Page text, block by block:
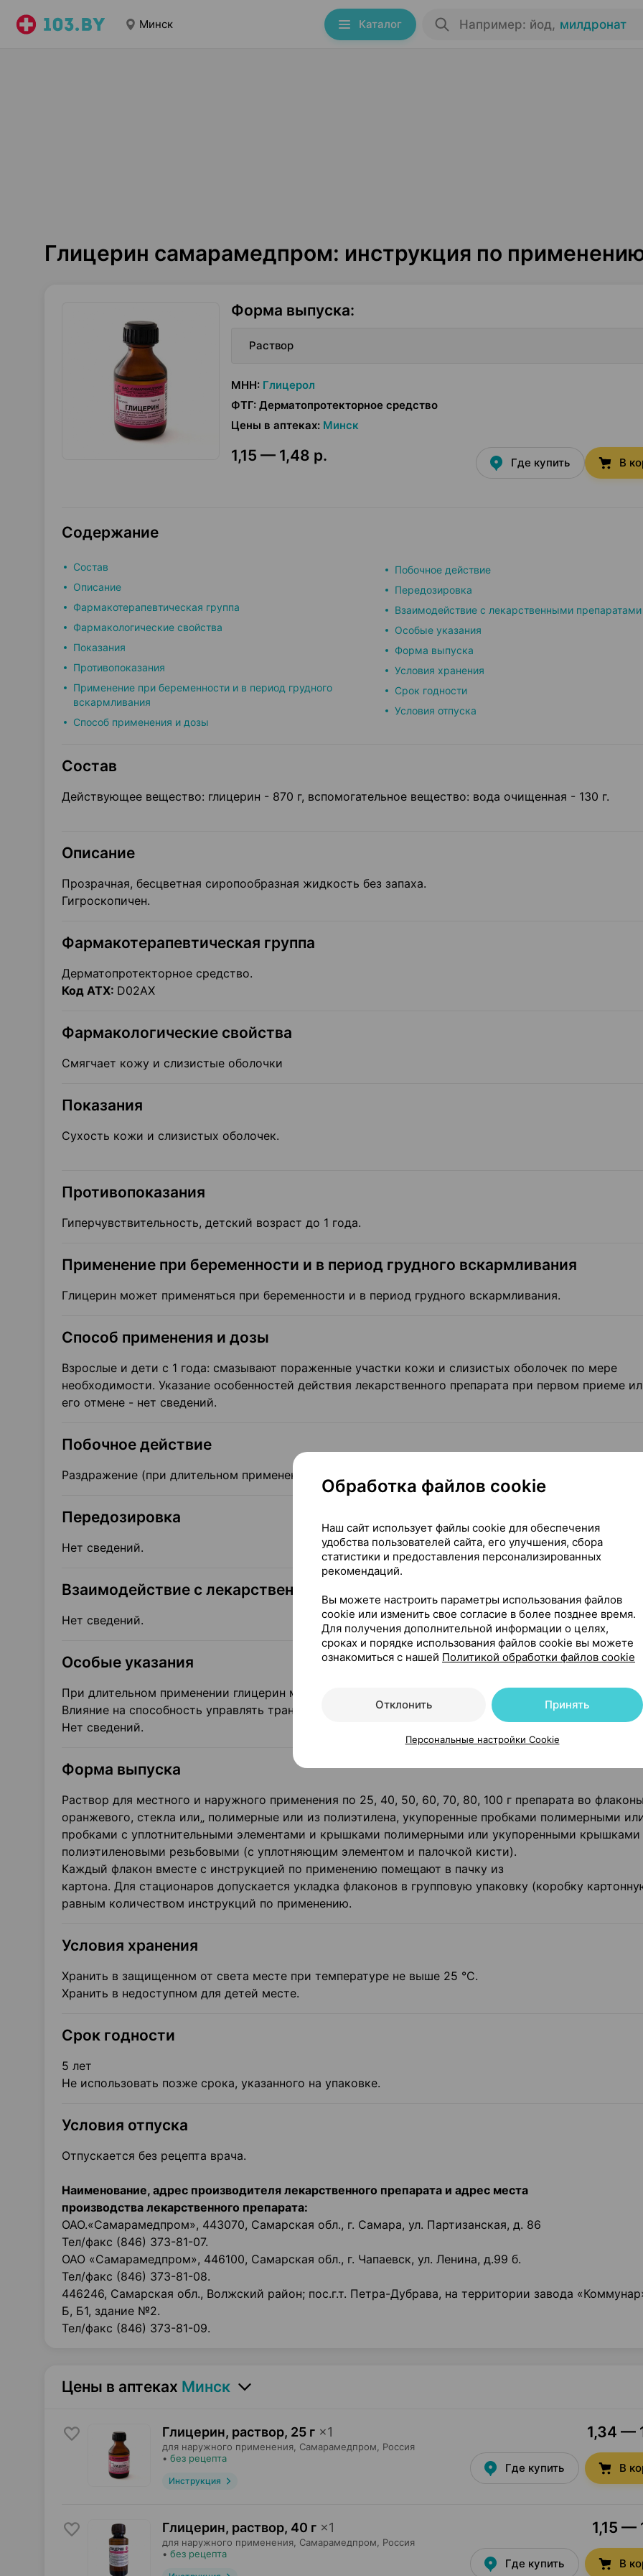
Минск Каталог Например: йод, милдронат
Глицерин самарамедпром: инструкция по
Форма выпуска:
Раствор
МНН: Глицерол
ФТГ: Дерматопротекторное средство
Цены в аптеках: Минск
1,15 — 1,48 р. Где купить В
Содержание
Состав
Описание
Фармакотерапевтическая группа
Фармакологические свойства
Показания
Противопоказания
Применение при беременности и в период грудного
вскармливания
Способ применения и дозы
Побочное действие
Передозировка
Взаимодействие с лекарственными препаратами
Особые указания
Форма выпуска
Условия хранения
Срок годности
Условия отпуска
Состав
Действующее вещество: глицерин - 870 г, вспомогательное вещество: вода очищенная - 130 г.
Описание
Прозрачная, бесцветная сиропообразная жидкость без запаха.
Гигроскопичен.
Фармакотерапевтическая группа
Дерматопротекторное средство.
Код ATX: D02AX
Фармакологические свойства
Смягчает кожу и слизистые оболочки
Показания
Сухость кожи и слизистых оболочек.
Противопоказания
Гиперчувствительность, детский возраст до 1 года.
Применение при беременности и в период грудного вскармливания
Глицерин может применяться при беременности и в период грудного вскармливания.
Способ применения и дозы
Взрослые и дети с 1 года: смазывают пораженные участки кожи и слизистых оболочек по мере
необходимости. Указание особенностей действия лекарственного препарата при первом приеме
его отмене - нет сведений.
Побочное действие
Раздражение (при длительном применении), аллергические реакции.
Передозировка
Нет сведений.
Взаимодействие с лекарственными препаратами
Нет сведений.
Особые указания
При длительном применении глицерин может вызывать жжение, раздражение кожи и слизистых
Влияние на способность управлять транспортными средствами, механизмами
Нет сведений.
Форма выпуска
Раствор для местного и наружного применения по 25, 40, 50, 60, 70, 80, 100 г препарата во флаконы
оранжевого, стекла или„ полимерные или из полиэтилена, укупоренные пробками полимерными
пробками с уплотнительными элементами и крышками полимерными или укупоренными крышками
полиэтиленовыми резьбовыми (с уплотняющим элементом и палочкой кисти).
Каждый флакон вместе с инструкцией по применению помещают в пачку из
картона. Для стационаров допускается укладка флаконов в групповую упаковку (коробку
равным количеством инструкций по применению.
Условия хранения
Хранить в защищенном от света месте при температуре не выше 25 °C.
Хранить в недоступном для детей месте.
Срок годности
5 лет
Не использовать позже срока, указанного на упаковке.
Условия отпуска
Отпускается без рецепта врача.
Наименование, адрес производителя лекарственного препарата и адрес места
производства лекарственного препарата:
ОАО.«Самарамедпром», 443070, Самарская обл., г. Самара, ул. Партизанская, д. 86
Тел/факс (846) 373-81-07.
ОАО «Самарамедпром», 446100, Самарская обл., г. Чапаевск, ул. Ленина, д.99 б.
Тел/факс (846) 373-81-08.
446246, Самарская обл., Волжский район; пос.г.т. Петра-Дубрава, на территории завода
Б, Б1, здание №2.
Тел/факс (846) 373-81-09.
Цены в аптеках Минск
Глицерин, раствор, 25 г ×1
для наружного применения, Самарамедпром , Россия
• без рецепта
Инструкция
1,34 —
Где купить В
Глицерин, раствор, 40 г ×1
для наружного применения, Самарамедпром , Россия
• без рецепта
1,15 —
Где купить В
Обработка файлов cookie
Наш сайт использует файлы cookie для обеспечения
удобства пользователей сайта, его улучшения, сбора
статистики и предоставления персонализированных
рекомендаций.
Вы можете настроить параметры использования файлов
cookie или изменить свое согласие в более позднее время.
Для получения дополнительной информации о целях,
сроках и порядке использования файлов cookie вы можете
ознакомиться с нашей Политикой обработки файлов cookie
Отклонить Принять
Персональные настройки Cookie